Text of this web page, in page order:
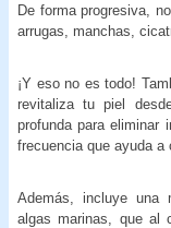
De forma progresiva,
arrugas, manchas,
¡Y eso no es todo!
revitaliza tu piel
profunda para eliminar
frecuencia que ayuda a
Además, incluye una
algas marinas, que al